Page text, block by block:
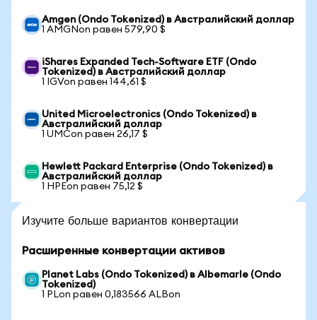
Amgen (Ondo Tokenized) в Австралийский доллар
1 AMGNon равен 579,90 $
iShares Expanded Tech-Software ETF (Ondo
Tokenized) в Австралийский доллар
1 IGVon равен 144,61 $
United Microelectronics (Ondo Tokenized) в
Австралийский доллар
1 UMCon равен 26,17 $
Hewlett Packard Enterprise (Ondo Tokenized) в
Австралийский доллар
1 HPEon равен 75,12 $
Изучите больше вариантов конвертации
Расширенные конвертации активов
Planet Labs (Ondo Tokenized) в Albemarle (Ondo
Tokenized)
1 PLon равен 0,183566 ALBon